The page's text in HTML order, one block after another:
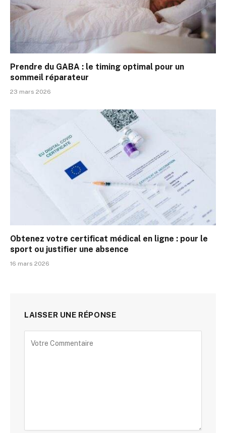
Prendre du GABA : le timing optimal pour un
sommeil réparateur
23 mars 2026
Obtenez votre certificat médical en ligne : pour le
sport ou justifier une absence
16 mars 2026
LAISSER UNE RÉPONSE